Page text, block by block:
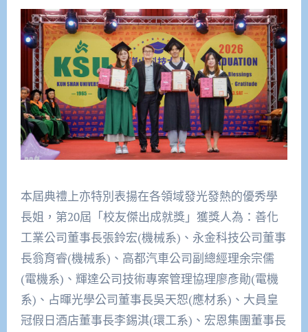
本屆典禮上亦特別表揚在各領域發光發熱的優秀學
長姐，第20屆「校友傑出成就獎」獲獎人為：善化
工業公司董事長張鈴宏(機械系)、永金科技公司董事
長翁育睿(機械系)、高都汽車公司副總經理余宗儒
(電機系)、輝達公司技術專案管理協理廖彥勛(電機
系)、占暉光學公司董事長吳天恕(應材系)、大員皇
冠假日酒店董事長李錫淇(環工系)、宏恩集團董事長